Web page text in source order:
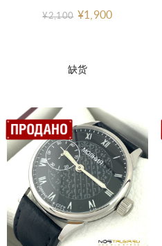
缺货
¥2,100 ¥1,900